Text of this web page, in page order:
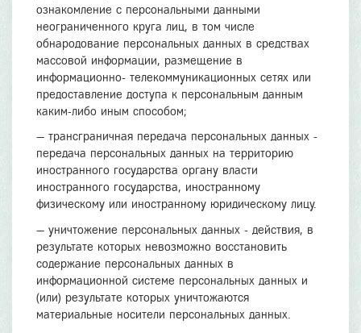
ознакомление с персональными данными
неограниченного круга лиц, в том числе
обнародование персональных данных в средствах
массовой информации, размещение в
информационно- телекоммуникационных сетях или
предоставление доступа к персональным данным
каким-либо иным способом;
— трансграничная передача персональных данных -
передача персональных данных на территорию
иностранного государства органу власти
иностранного государства, иностранному
физическому или иностранному юридическому лицу.
— уничтожение персональных данных - действия, в
результате которых невозможно восстановить
содержание персональных данных в
информационной системе персональных данных и
(или) результате которых уничтожаются
материальные носители персональных данных.